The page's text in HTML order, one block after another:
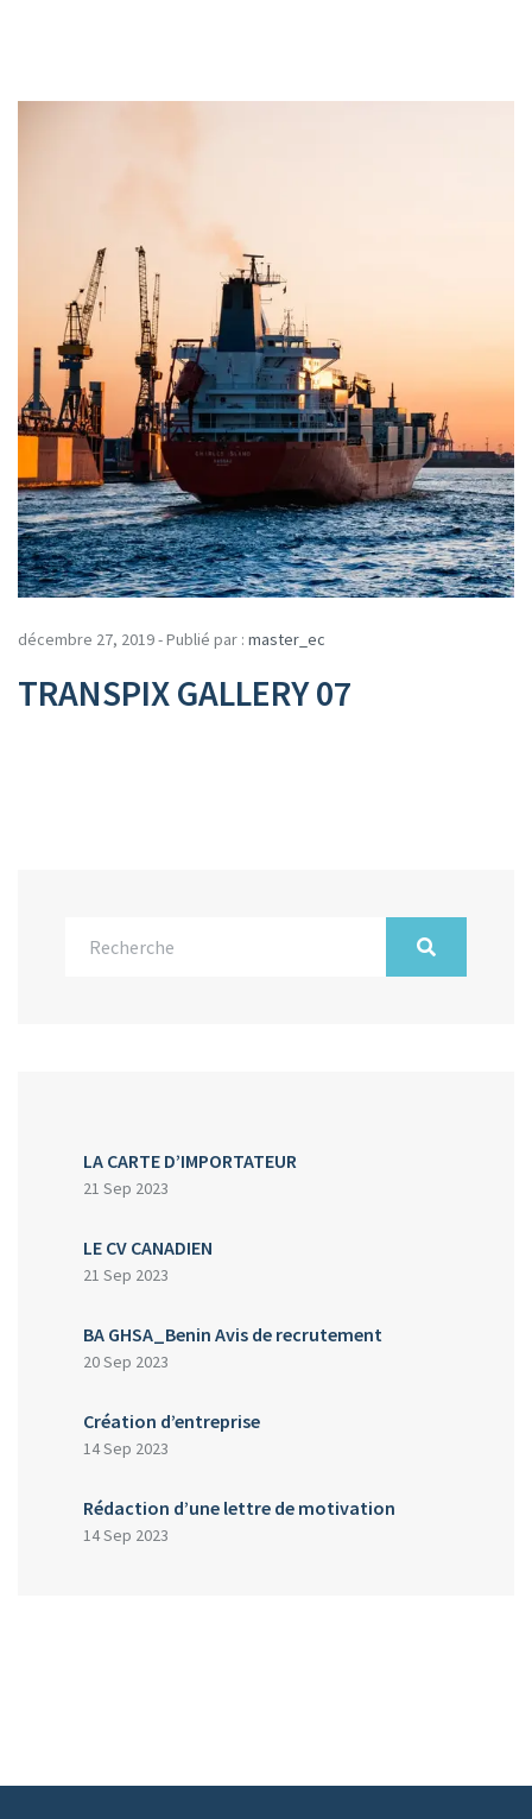
décembre 27, 2019 - Publié par : master_ec
TRANSPIX GALLERY 07
LA CARTE D’IMPORTATEUR
21 Sep 2023
LE CV CANADIEN
21 Sep 2023
BA GHSA_Benin Avis de recrutement
20 Sep 2023
Création d’entreprise
14 Sep 2023
Rédaction d’une lettre de motivation
14 Sep 2023